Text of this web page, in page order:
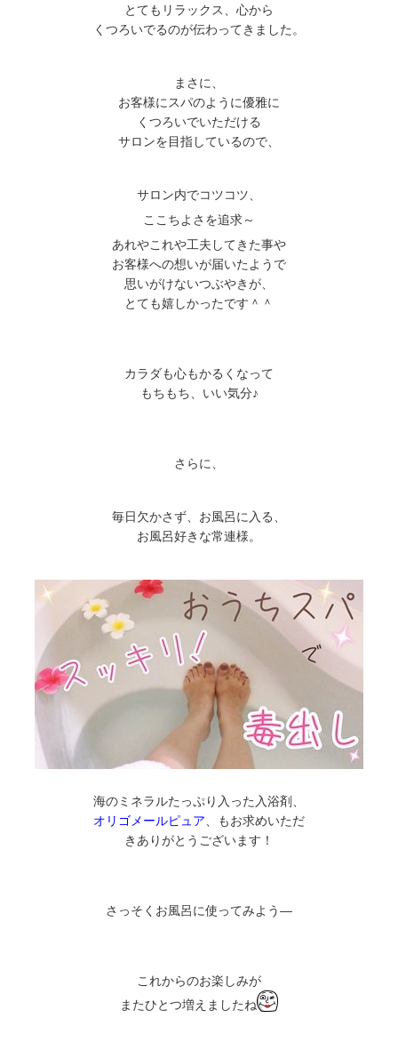
とてもリラックス、心から
くつろいでるのが伝わってきました。
まさに、
お客様にスパのように優雅に
くつろいでいただける
サロンを目指しているので、
サロン内でコツコツ、
ここちよさを追求～
あれやこれや工夫してきた事や
お客様への想いが届いたようで
思いがけないつぶやきが、
とても嬉しかったです＾＾
カラダも心もかるくなって
もちもち、いい気分♪
さらに、
毎日欠かさず、お風呂に入る、
お風呂好きな常連様。
海のミネラルたっぷり入った入浴剤、
オリゴメールピュア 、もお求めいただ
きありがとうございます！
さっそくお風呂に使ってみよう―
これからのお楽しみが
またひとつ増えましたね